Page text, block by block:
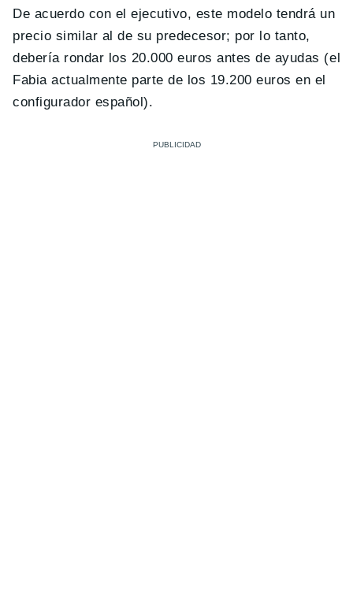
De acuerdo con el ejecutivo, este modelo tendrá un
precio similar al de su predecesor; por lo tanto,
debería rondar los 20.000 euros antes de ayudas (el
Fabia actualmente parte de los 19.200 euros en el
configurador español).